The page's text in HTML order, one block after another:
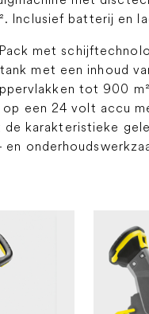
Inclusief batterij en
met
met een inhoud
tot 900
een 24 volt accu
karakteristieke